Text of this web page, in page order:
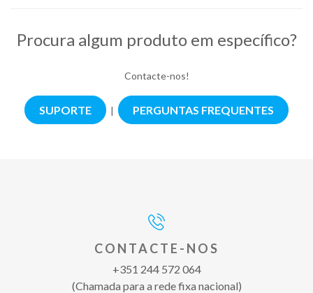
Procura algum produto em específico?
Contacte-nos!
SUPORTE | PERGUNTAS FREQUENTES
CONTACTE-NOS
+351 244 572 064
(Chamada para a rede fixa nacional)